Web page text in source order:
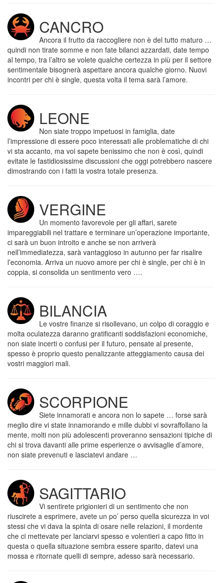
CANCRO
Ancora il frutto da raccogliere non è del tutto maturo …
quindi non tirate somme e non fate bilanci azzardati, date tempo
al tempo, tra l’altro se volete qualche certezza in più per il settore
sentimentale bisognerà aspettare ancora qualche giorno. Nuovi
incontri per chi è single, questa volta il tema sarà l’amore.
LEONE
Non siate troppo impetuosi in famiglia, date
l’impressione di essere poco interessati alle problematiche di chi
vi sta accanto, ma voi sapete benissimo che non è così, quindi
evitate le fastidiosissime discussioni che oggi potrebbero nascere
dimostrando con i fatti la vostra totale presenza.
VERGINE
Un momento favorevole per gli affari, sarete
impareggiabili nel trattare e terminare un’operazione importante,
ci sarà un buon introito e anche se non arriverà
nell’immediatezza, sarà vantaggioso in autunno per far risalire
l’economia. Arriva un nuovo amore per chi è single, per chi è in
coppia, si consolida un sentimento vero ….
BILANCIA
Le vostre finanze si risollevano, un colpo di coraggio e
molta oculatezza daranno gratificanti soddisfazioni economiche,
non siate incerti o confusi per il futuro, pensate al presente,
spesso è proprio questo penalizzante atteggiamento causa dei
vostri maggiori mali.
SCORPIONE
Siete innamorati e ancora non lo sapete … forse sarà
meglio dire vi state innamorando e mille dubbi vi sovraffollano la
mente, molti non più adolescenti proveranno sensazioni tipiche di
chi si trova davanti alle prime esperienze o avvisaglie d’amore,
non siate prevenuti e lasciatevi andare …
SAGITTARIO
Vi sentirete prigionieri di un sentimento che non
riuscirete a esprimere, avete un po’ perso quella sicurezza in voi
stessi che vi dava la spinta di osare nelle relazioni, il mordente
che ci mettevate per lanciarvi spesso e volentieri a capo fitto in
questa o quella situazione sembra essere sparito, datevi una
mossa e ritornate quelli di sempre, adesso sarà necessario.